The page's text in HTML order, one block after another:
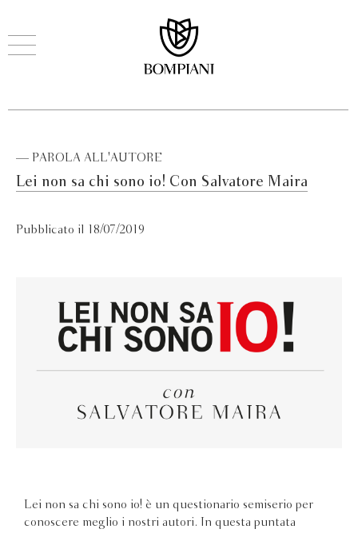
— PAROLA ALL'AUTORE
Lei non sa chi sono io! Con Salvatore Maira
Pubblicato il 18/07/2019
Lei non sa chi sono io! è un questionario semiserio per
conoscere meglio i nostri autori. In questa puntata